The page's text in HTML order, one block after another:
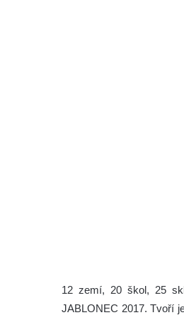
12 zemí, 20 škol, 25
JABLONEC 2017. Tvoří